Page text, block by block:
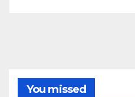
You missed